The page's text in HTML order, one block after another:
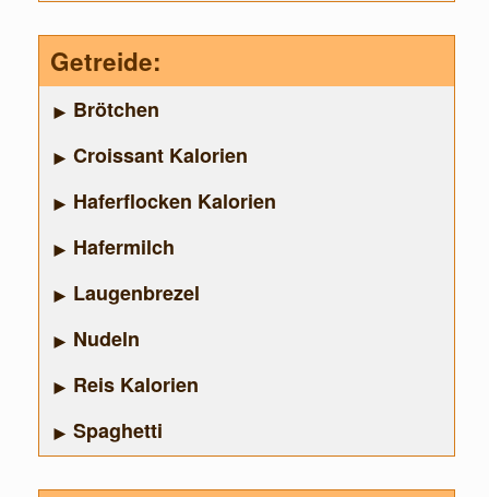
Getreide:
Brötchen
Croissant Kalorien
Haferflocken Kalorien
Hafermilch
Laugenbrezel
Nudeln
Reis Kalorien
Spaghetti